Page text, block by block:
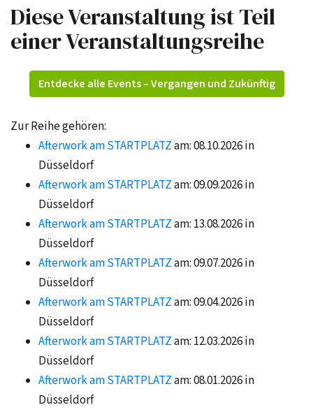
Diese Veranstaltung ist Teil
einer Veranstaltungsreihe
Entdecke alle Events – Vergangen und Zukünftig
Zur Reihe gehören:
Afterwork am STARTPLATZam: 08.10.2026 in
Düsseldorf
Afterwork am STARTPLATZam: 09.09.2026 in
Düsseldorf
Afterwork am STARTPLATZam: 13.08.2026 in
Düsseldorf
Afterwork am STARTPLATZam: 09.07.2026 in
Düsseldorf
Afterwork am STARTPLATZam: 09.04.2026 in
Düsseldorf
Afterwork am STARTPLATZam: 12.03.2026 in
Düsseldorf
Afterwork am STARTPLATZam: 08.01.2026 in
Düsseldorf